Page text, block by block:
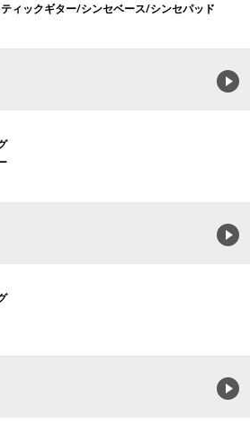
ィックギター/シンセベース/シンセパッド